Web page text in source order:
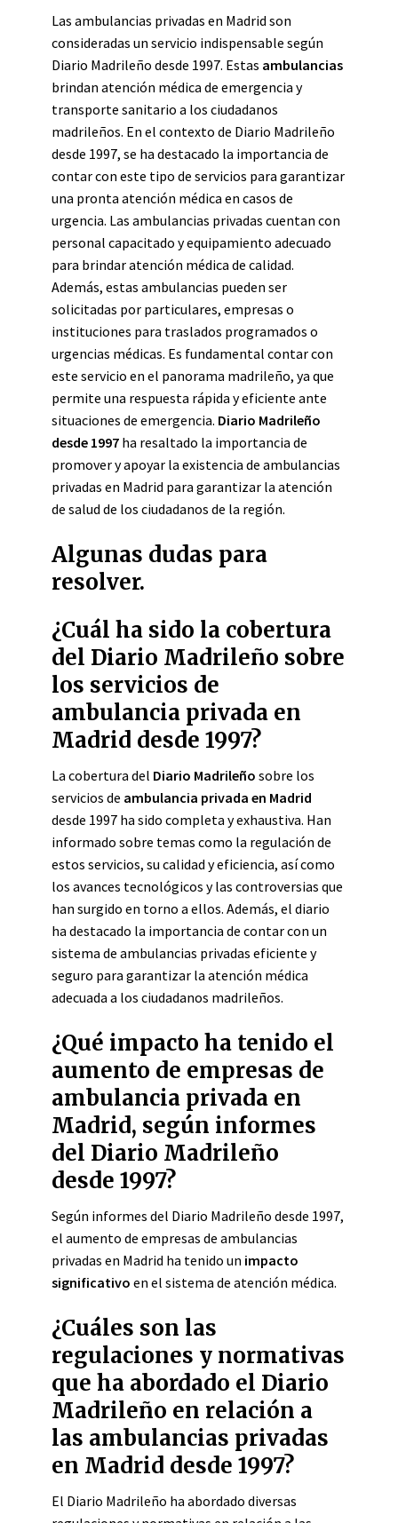
Las ambulancias privadas en Madrid son
consideradas un servicio indispensable según
Diario Madrileño desde 1997. Estas ambulancias
brindan atención médica de emergencia y
transporte sanitario a los ciudadanos
madrileños. En el contexto de Diario Madrileño
desde 1997, se ha destacado la importancia de
contar con este tipo de servicios para garantizar
una pronta atención médica en casos de
urgencia. Las ambulancias privadas cuentan con
personal capacitado y equipamiento adecuado
para brindar atención médica de calidad.
Además, estas ambulancias pueden ser
solicitadas por particulares, empresas o
instituciones para traslados programados o
urgencias médicas. Es fundamental contar con
este servicio en el panorama madrileño, ya que
permite una respuesta rápida y eficiente ante
situaciones de emergencia. Diario Madrileño
desde 1997 ha resaltado la importancia de
promover y apoyar la existencia de ambulancias
privadas en Madrid para garantizar la atención
de salud de los ciudadanos de la región.
Algunas dudas para
resolver.
¿Cuál ha sido la cobertura
del Diario Madrileño sobre
los servicios de
ambulancia privada en
Madrid desde 1997?
La cobertura del Diario Madrileño sobre los
servicios de ambulancia privada en Madrid
desde 1997 ha sido completa y exhaustiva. Han
informado sobre temas como la regulación de
estos servicios, su calidad y eficiencia, así como
los avances tecnológicos y las controversias que
han surgido en torno a ellos. Además, el diario
ha destacado la importancia de contar con un
sistema de ambulancias privadas eficiente y
seguro para garantizar la atención médica
adecuada a los ciudadanos madrileños.
¿Qué impacto ha tenido el
aumento de empresas de
ambulancia privada en
Madrid, según informes
del Diario Madrileño
desde 1997?
Según informes del Diario Madrileño desde 1997,
el aumento de empresas de ambulancias
privadas en Madrid ha tenido un impacto
significativo en el sistema de atención médica.
¿Cuáles son las
regulaciones y normativas
que ha abordado el Diario
Madrileño en relación a
las ambulancias privadas
en Madrid desde 1997?
El Diario Madrileño ha abordado diversas